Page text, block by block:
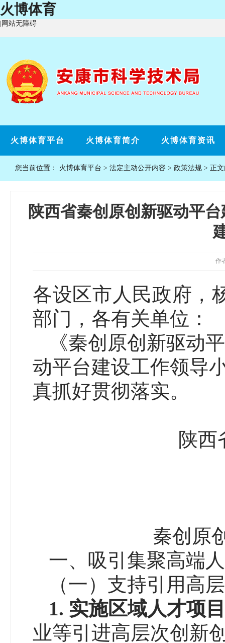
火博体育
网站无障碍
火博体育平台 火博体育简介 火博体育资讯
您当前位置： 火博体育平台 > 法定主动公开内容 > 政策法规 > 正
陕西省秦创原创新驱动平
作
各设区市人民政府，
部门，各有关单位：
《秦创原创新驱动
动平台建设工作领导
真抓好贯彻落实。
陕西
秦创原
一、吸引集聚高端
（一）支持引用高
1. 实施区域人才项
业等引进高层次创新